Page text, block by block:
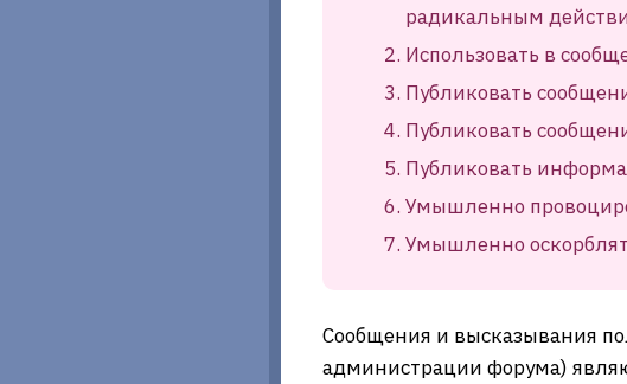
радикальным
Использовать в
Публиковать
Публиковать
Публиковать
Умышленно
Умышленно
Сообщения и высказывания
администрации форума)